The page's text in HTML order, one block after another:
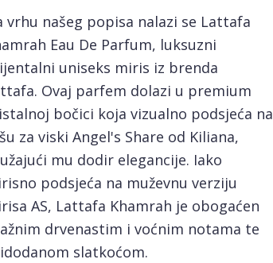
vrhu našeg popisa nalazi se Lattafa
Eau De Parfum, luksuzni
uniseks miris iz brenda
Ovaj parfem dolazi u premium
bočici koja vizualno podsjeća na
za viski Angel's Share od Kiliana,
mu dodir elegancije. Iako
podsjeća na muževnu verziju
AS, Lattafa Khamrah je obogaćen
drvenastim i voćnim notama te
slatkoćom.